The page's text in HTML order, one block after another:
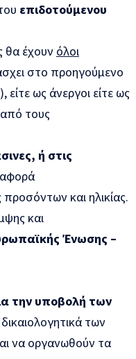
επιδοτούμενου
θα έχουν όλοι
στο προηγούμενο
), είτε ως άνεργοι είτε ως
τους
ή στις
αφορά
και ηλικίας.
και
Ένωσης –
την υποβολή των
των
να οργανωθούν τα